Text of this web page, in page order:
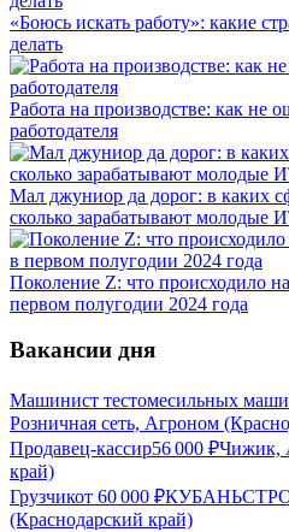
«Боюсь искать работу»: какие
делать
Работа на производстве: как не
работодателя
Мал джуниор да дорог: в каких
сколько зарабатывают молодые
Поколение Z: что происходило
первом полугодии 2024 года
Вакансии дня
Машинист тестомесильных
Розничная сеть, Агроном
Продавец-кассир56 000 ₽Чижик,
край)
Грузчикот 60 000 ₽
(Краснодарский край)